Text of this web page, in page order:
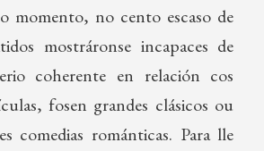
momento, no cento escaso de
mostráronse incapaces de
coherente en relación cos
fosen grandes clásicos ou
comedias románticas. Para lle